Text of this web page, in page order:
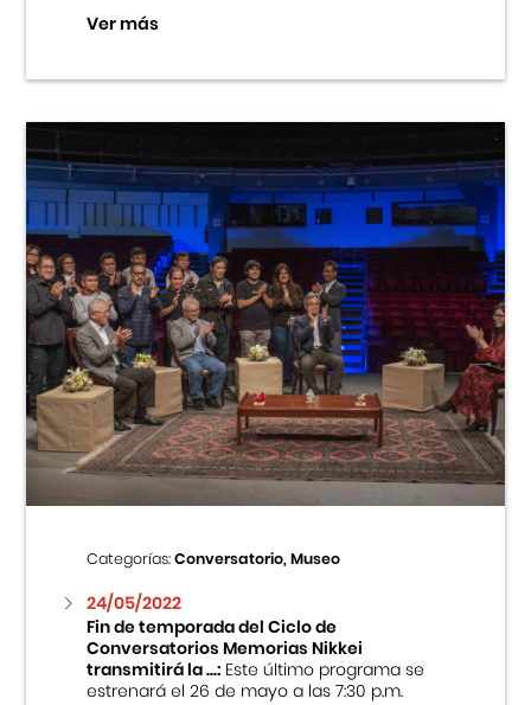
Ver más
Categorías:Conversatorio, Museo
24/05/2022
Fin de temporada del Ciclo de
Conversatorios Memorias Nikkei
transmitirá la ...:Este último programa se
estrenará el 26 de mayo a las 7:30 p.m.